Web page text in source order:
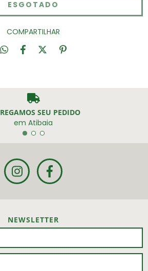
COMPARTILHAR
SEU PEDIDO
em Atibaia
NEWSLETTER